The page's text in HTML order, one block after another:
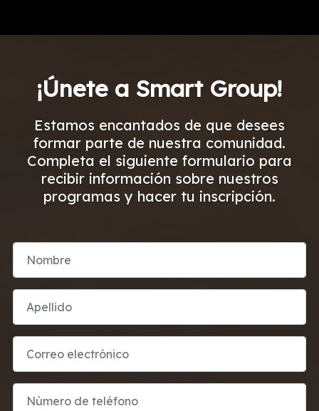
¡Únete a Smart Group!
Estamos encantados de que desees
formar parte de nuestra comunidad.
Completa el siguiente formulario para
recibir información sobre nuestros
programas y hacer tu inscripción.